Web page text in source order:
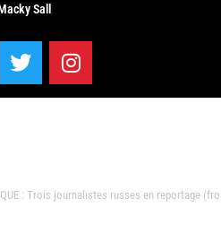
Sall
: Trois journalistes russes en reportage